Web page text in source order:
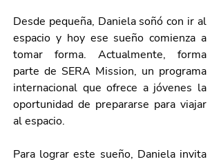
Desde pequeña, Daniela soñó con ir al
espacio y hoy ese sueño comienza a
tomar forma. Actualmente, forma
parte de SERA Mission, un programa
internacional que ofrece a jóvenes la
oportunidad de prepararse para viajar
al espacio.
Para lograr este sueño, Daniela invita